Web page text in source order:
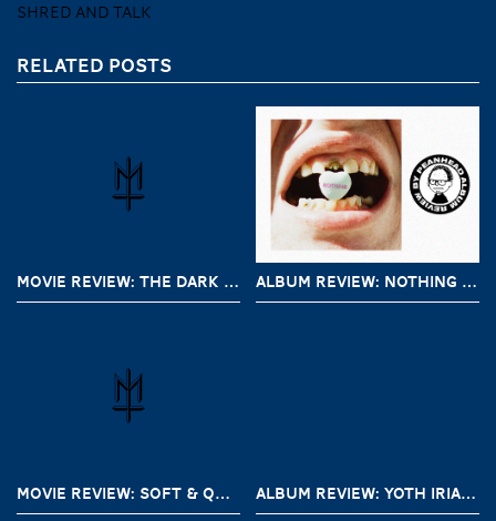
SHRED AND TALK
RELATED POSTS
MOVIE REVIEW: THE DARK AND THE WICKED (2020) ALBUM REVIEW: NOTHING – A SHORT HISTORY OF DECAY
MOVIE REVIEW: SOFT & QUIET (2022) ALBUM REVIEW: YOTH IRIA – GONE WITH THE DEVIL